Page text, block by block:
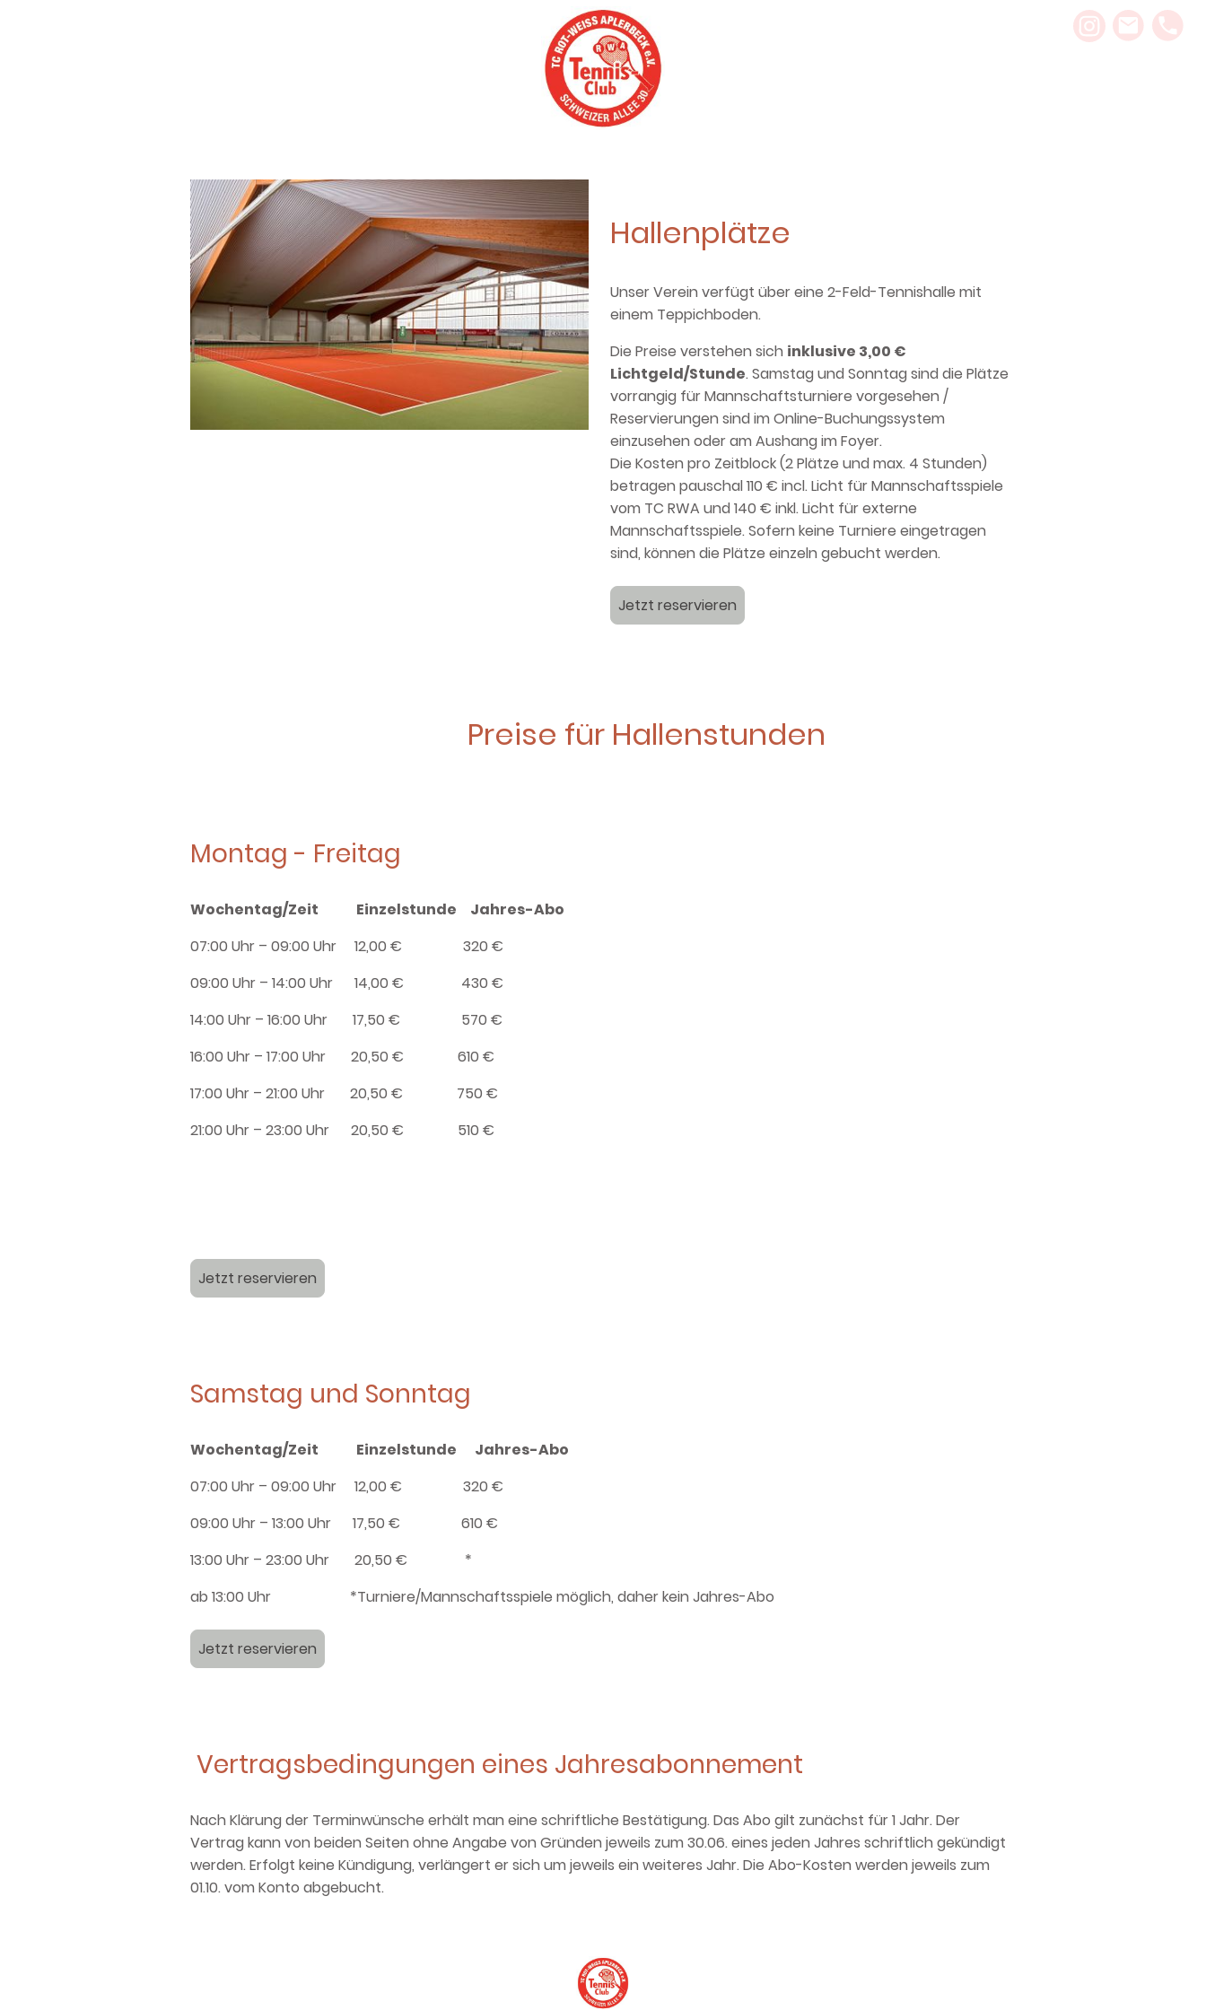
Hallenplätze
Unser Verein verfügt über eine 2-Feld-Tennishalle mit
einem Teppichboden.
Die Preise verstehen sich inklusive 3,00 €
Lichtgeld/Stunde. Samstag und Sonntag sind die Plätze
vorrangig für Mannschaftsturniere vorgesehen /
Reservierungen sind im Online-Buchungssystem
einzusehen oder am Aushang im Foyer.
Die Kosten pro Zeitblock (2 Plätze und max. 4 Stunden)
betragen pauschal 110 € incl. Licht für Mannschaftsspiele
vom TC RWA und 140 € inkl. Licht für externe
Mannschaftsspiele. Sofern keine Turniere eingetragen
sind, können die Plätze einzeln gebucht werden.
Jetzt reservieren
Preise für Hallenstunden
Montag - Freitag
Wochentag/Zeit Einzelstunde Jahres-Abo
07:00 Uhr – 09:00 Uhr 12,00 € 320 €
09:00 Uhr – 14:00 Uhr 14,00 € 430 €
14:00 Uhr – 16:00 Uhr 17,50 € 570 €
16:00 Uhr – 17:00 Uhr 20,50 € 610 €
17:00 Uhr – 21:00 Uhr 20,50 € 750 €
21:00 Uhr – 23:00 Uhr 20,50 € 510 €
Jetzt reservieren
Samstag und Sonntag
Wochentag/Zeit Einzelstunde
Jahres-Abo
07:00 Uhr – 09:00 Uhr 12,00 € 320 €
09:00 Uhr – 13:00 Uhr 17,50 € 610 €
13:00 Uhr – 23:00 Uhr 20,50 € *
ab 13:00 Uhr *Turniere/Mannschaftsspiele möglich, daher kein Jahres-Abo
Jetzt reservieren
Vertragsbedingungen eines Jahresabonnement
Nach Klärung der Terminwünsche erhält man eine schriftliche Bestätigung. Das Abo gilt zunächst für 1 Jahr. Der
Vertrag kann von beiden Seiten ohne Angabe von Gründen jeweils zum 30.06. eines jeden Jahres schriftlich gekündigt
werden. Erfolgt keine Kündigung, verlängert er sich um jeweils ein weiteres Jahr. Die Abo-Kosten werden jeweils zum
01.10. vom Konto abgebucht.